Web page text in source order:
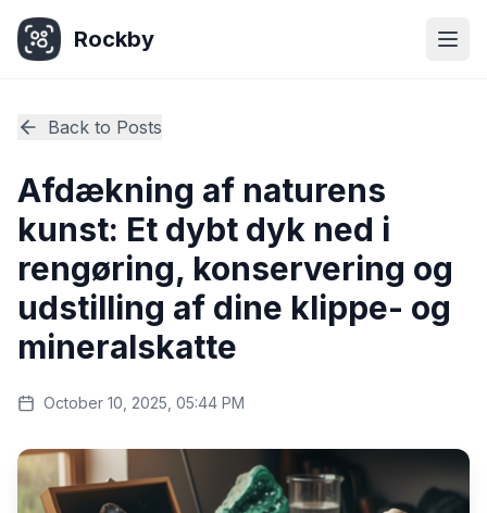
Rockby
Back to Posts
Afdækning af naturens
kunst: Et dybt dyk ned i
rengøring, konservering og
udstilling af dine klippe- og
mineralskatte
October 10, 2025, 05:44 PM